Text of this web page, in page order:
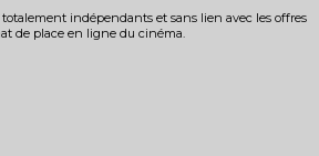
indépendants et sans lien avec les offres
de place en ligne du cinéma.